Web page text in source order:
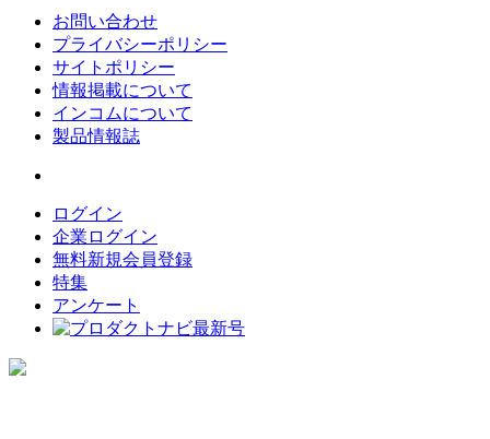
お問い合わせ
プライバシーポリシー
サイトポリシー
情報掲載について
インコムについて
製品情報誌
ログイン
企業ログイン
無料新規会員登録
特集
アンケート